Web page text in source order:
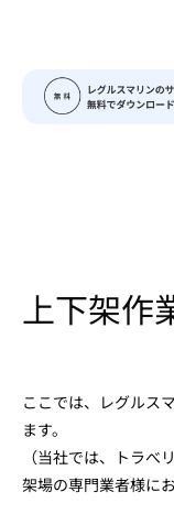
上下架作
ここでは、レグルス
ます。
（当社では、トラべ
架場の専門業者様に